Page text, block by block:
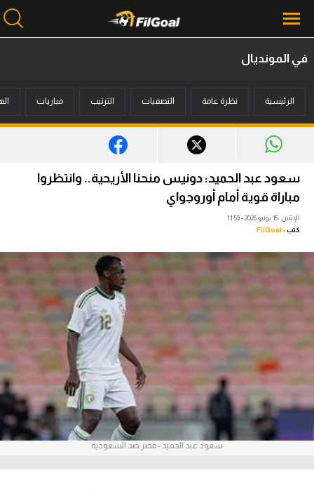
أخبار
ميركاتو
فانتازي في الجول
مسابقة التوقعات
آراء حرة
ركن الألعاب
بطولات
أمريكا 2026
في المونديال
الرئيسية نظرة عامة التصفيات الترتيب مباريات
سعود عبد الحميد: دونيس منحنا الأريحية.. وانتظروا
مباراة قوية أمام أوروجواي
الإثنين، 15 يونيو 2026 - 11:59
كتب : FilGoal
سعود عبد الحميد - مصر ضد السعودية